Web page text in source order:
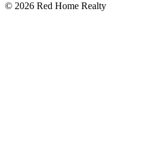
© 2026 Red Home Realty